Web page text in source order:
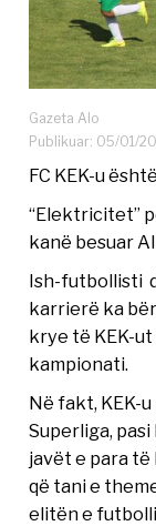
Gazeta Alo
Publikuar: 05/01/
FC KEK-u
“Elektricitet”
kanë besuar
Ish-futbollisti
karrierë ka
krye të KEK-
kampionati.
Në fakt, KEK-
Superliga,
javët e para
që tani e
elitën e